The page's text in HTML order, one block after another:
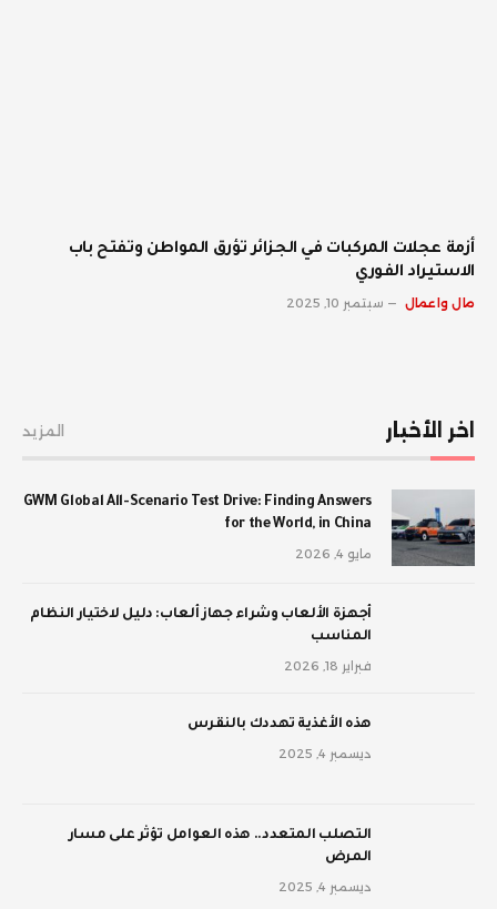
أزمة عجلات المركبات في الجزائر تؤرق المواطن وتفتح باب
الاستيراد الفوري
مال واعمال سبتمبر 10, 2025
اخر الأخبار المزيد
GWM Global All-Scenario Test Drive: Finding Answers
for the World, in China
مايو 4, 2026
أجهزة الألعاب وشراء جهاز ألعاب: دليل لاختيار النظام
المناسب
فبراير 18, 2026
‫هذه الأغذية تهددك بالنقرس
ديسمبر 4, 2025
‫التصلب المتعدد.. هذه العوامل تؤثر على مسار
المرض
ديسمبر 4, 2025